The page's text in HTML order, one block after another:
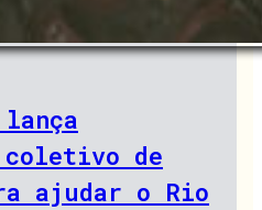
coletivo de
ajudar o Rio